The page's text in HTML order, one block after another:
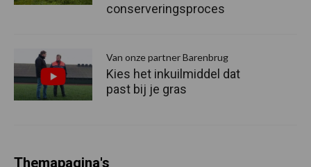
conserveringsproces
Van onze partner Barenbrug
Kies het inkuilmiddel dat
past bij je gras
Themapagina's